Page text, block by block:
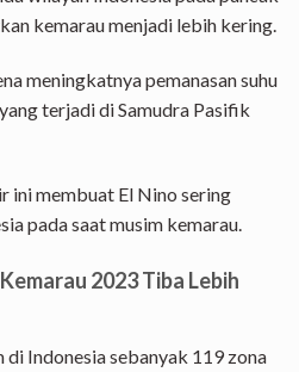
kemarau menjadi lebih kering.
meningkatnya pemanasan suhu
terjadi di Samudra Pasifik
ini membuat El Nino sering
pada saat musim kemarau.
2023 Tiba Lebih
Indonesia sebanyak 119 zona